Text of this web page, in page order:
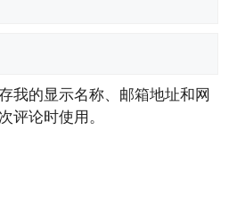
我的显示名称、邮箱地址和网
评论时使用。